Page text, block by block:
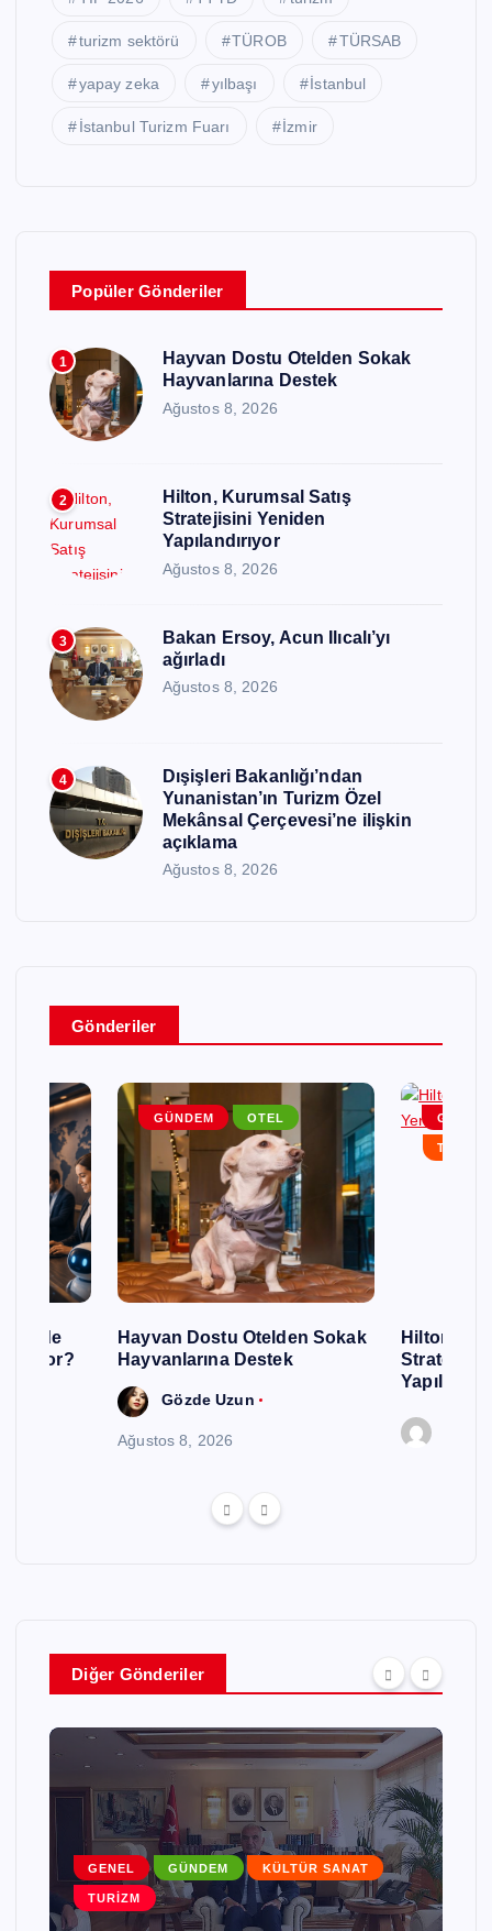
turizm sektörü TÜROB TÜRSAB
yapay zeka yılbaşı İstanbul
İstanbul Turizm Fuarı İzmir
Popüler Gönderiler
1
Hayvan Dostu Otelden Sokak
Hayvanlarına Destek
Ağustos 8, 2026
2
Hilton, Kurumsal Satış
Stratejisini Yeniden
Yapılandırıyor
Ağustos 8, 2026
3
Bakan Ersoy, Acun Ilıcalı’yı
ağırladı
Ağustos 8, 2026
4
Dışişleri Bakanlığı’ndan
Yunanistan’ın Turizm Özel
Mekânsal Çerçevesi’ne ilişkin
açıklama
Ağustos 8, 2026
Gönderiler
GÜNDEM OTEL
Hayvan Dostu Otelden Sokak
Hayvanlarına Destek
Gözde Uzun
Ağustos 8, 2026
TURIZM
Hilton,
Diğer Gönderiler
GENEL GÜNDEM KÜLTÜR SANAT
TURIZM